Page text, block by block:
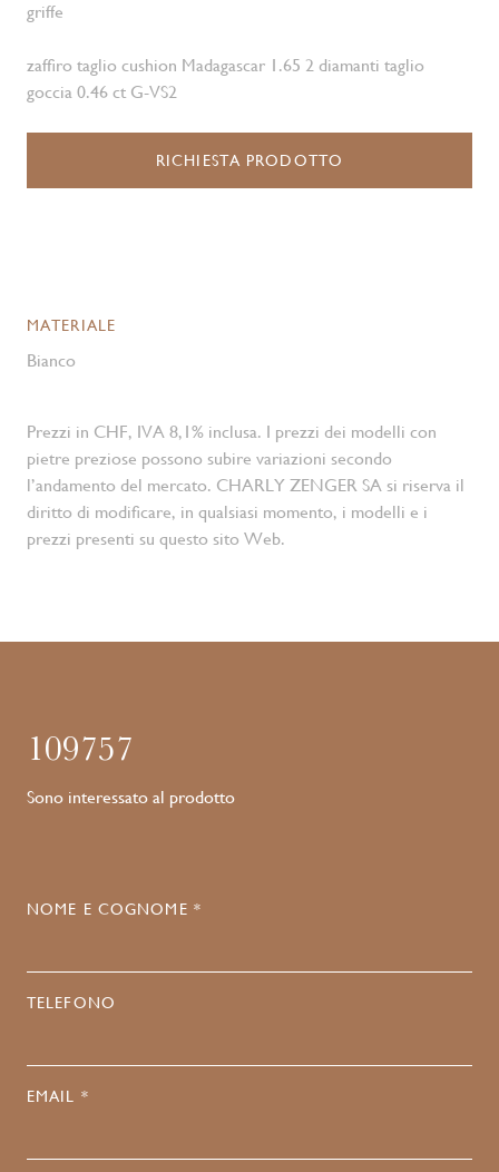
griffe
zaffiro taglio cushion Madagascar 1.65 2 diamanti taglio
goccia 0.46 ct G-VS2
RICHIESTA PRODOTTO
MATERIALE
Bianco
Prezzi in CHF, IVA 8,1% inclusa. I prezzi dei modelli con
pietre preziose possono subire variazioni secondo
l’andamento del mercato. CHARLY ZENGER SA si riserva il
diritto di modificare, in qualsiasi momento, i modelli e i
prezzi presenti su questo sito Web.
109757
Sono interessato al prodotto
NOME E COGNOME *
TELEFONO
EMAIL *